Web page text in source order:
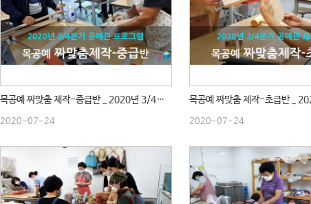
목공예 짜맞춤 제작-중급반 _ 2020년 3/4분기 수업
2020-07-24 2020-07-24